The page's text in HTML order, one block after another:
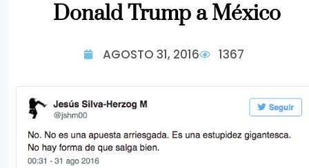
Donald Trump a México
AGOSTO 31, 2016 1367